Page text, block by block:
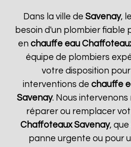
Dans la ville de Savenay,
besoin d'un plombier fiable
enchauffe eau
équipe de plombiers
votre disposition
interventions de chauffe
Savenay. Nous
réparer ou remplacer
Chaffoteaux Savenay,
panne urgente ou pour